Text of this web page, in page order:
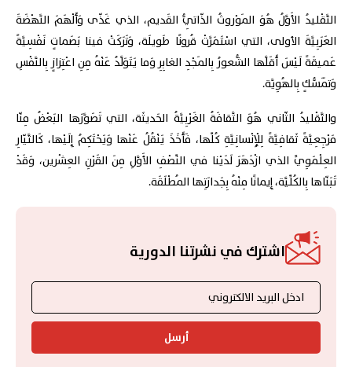
التَّقْليدُ الأَوَّلُ هُوَ المَوْروثُ الذّاتِيُّ القَديم، الذي غَذّى وَأَلْهَمَ النَّهْضَةَ
العَرَبِيَّةَ الأولى، التي اسْتَمَرَّتْ قُرونًا طَويلَة، وَتَرَكَتْ فينا بَصَماتٍ نَفْسِيَّةً
عَميقَةً لَيْسَ أَقَلَّها الشُّعورُ بِالمَجْدِ الغابِرِ وَما يَتَوَلَّدُ عَنْهُ مِنِ اعْتِزازٍ بِالنَّفْسِ
وَتَمَسُّكٍ بِالهُوِيَّة.
والتَّقْليدُ الثّاني هُوَ الثَّقافَةُ الغَرْبِيَّةُ الحَديثَة، التي تَصَوَّرَها البَعْضُ مِنّا
مَرْجِعِيَّةً ثَقافِيَّةً لِلْإِنْسانِيَّةِ كُلِّها، فَأَخَذَ يَنْقُلُ عَنْها وَيَحْتَكِمُ إِلَيْها، كَالتَّيّارِ
العِلْمَوِيِّ الذي ازْدَهَرَ لَدَيْنا في النِّصْفِ الأَوَّلِ مِنَ القَرْنِ العِشْرين، وَقَدْ
تَبَنّاها بِالكُلِّيَّة، إِيمانًا مِنْهُ بِجَدارَتِها المُطْلَقَة.
اشترك في نشرتنا الدورية
أرسل